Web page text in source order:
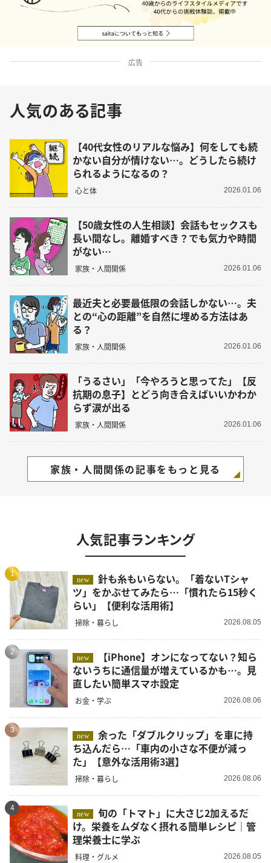
広告
人気のある記事
【40代女性のリアルな悩み】何をしても続
かない自分が情けない…。どうしたら続け
られるようになるの？
心と体 2026.01.06
【50歳女性の人生相談】会話もセックスも
長い間なし。離婚すべき？でも気力や時間
がない…
家族・人間関係 2026.01.06
最近夫と必要最低限の会話しかない…。夫
との“心の距離”を自然に埋める方法はあ
る？
家族・人間関係 2026.01.06
「うるさい」「今やろうと思ってた」【反
抗期の息子】とどう向き合えばいいかわか
らず涙が出る
家族・人間関係 2026.01.06
家族・人間関係の記事をもっと見る
人気記事ランキング
1
new
針も糸もいらない。「着ないTシャ
ツ」をかぶせてみたら…「慣れたら15秒く
らい」【便利な活用術】
掃除・暮らし 2026.08.05
2
new
ないうちに通信量が増えているかも…。見
直したい簡単スマホ設定
お金・学ぶ 2026.08.06
3
new
余った「ダブルクリップ」を車に持
ち込んだら…「車内の小さな不便が減っ
た」【意外な活用術3選】
掃除・暮らし 2026.08.06
4
new
旬の「トマト」に大さじ2加えるだ
け。栄養をムダなく摂れる簡単レシピ｜管
理栄養士に学ぶ
料理・グルメ 2026.08.05